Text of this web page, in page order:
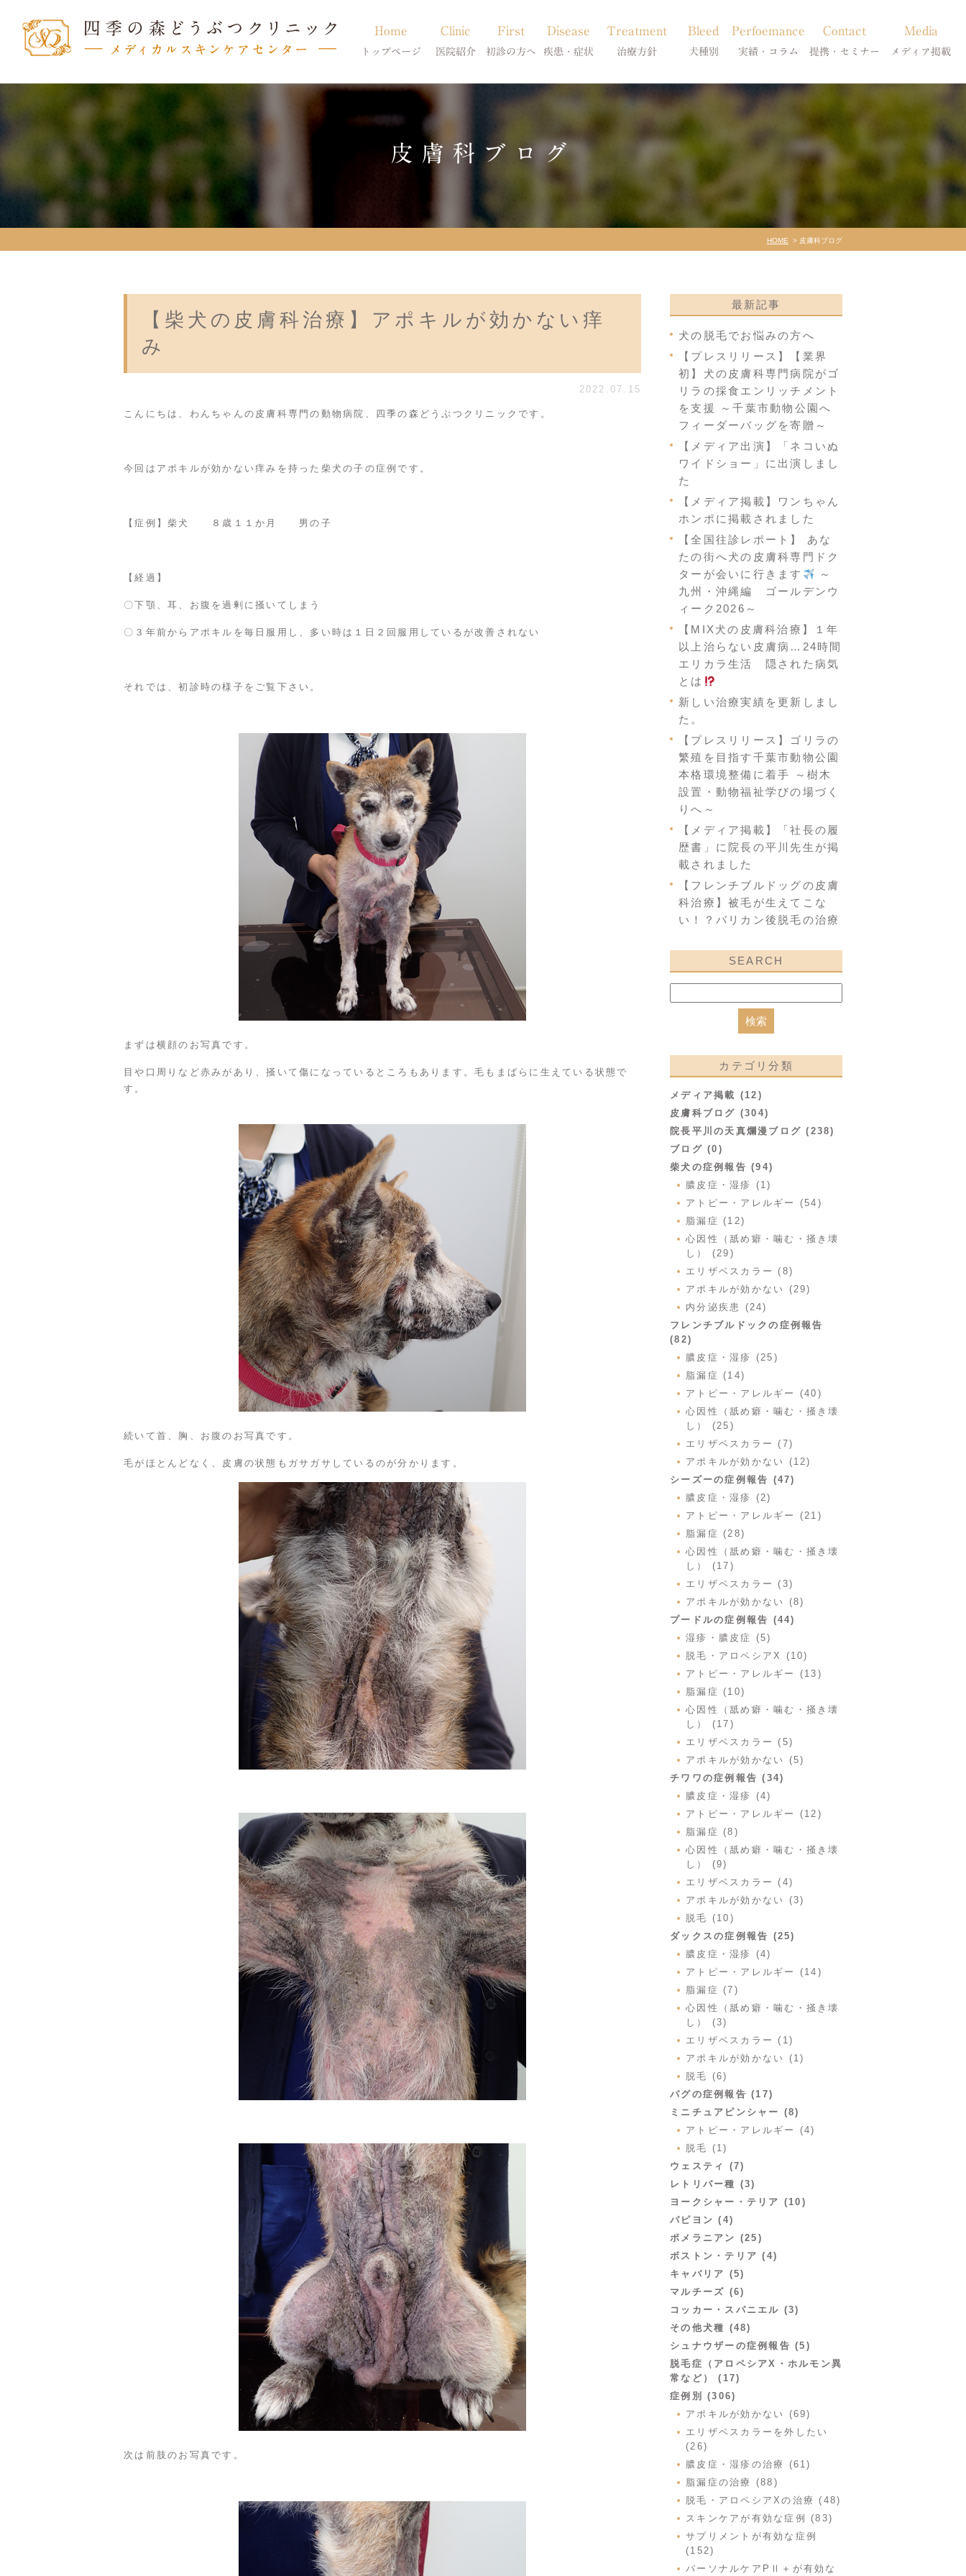
Home
トップページ
Clinic
医院紹介
当院のご紹介
獣医師紹介
First
初診の方へ
初診の方へ
Disease
疾患・症状
アトピー・アレルギー
膿皮症・脂漏症
脱毛症・アロペシアX
アポキルが効かない皮膚病
Treatment
治療方針
体質改善・食事療法
Bleed
犬種別
柴犬の皮膚病
シーズーの皮膚病
フレンチブルドッグの皮膚病
トイプードルの皮膚病
Perfoemance
実績・コラム
症状別
コラム「皮膚科のいろは」
Contact
提携・セミナー
診療提携・セミナー開催
Media
メディア掲載
皮膚科ブログ
HOME 皮膚科ブログ
【柴犬の皮膚科治療】アポキルが効かない痒
み
2022.07.15
こんにちは、わんちゃんの皮膚科専門の動物病院、四季の森どうぶつクリニックです。
今回はアポキルが効かない痒みを持った柴犬の子の症例です。
【症例】柴犬 ８歳１１か月 男の子
【経過】
〇下顎、耳、お腹を過剰に掻いてしまう
〇３年前からアポキルを毎日服用し、多い時は１日２回服用しているが改善されない
それでは、初診時の様子をご覧下さい。
まずは横顔のお写真です。
目や口周りなど赤みがあり、掻いて傷になっているところもあります。毛もまばらに生えている状態で
す。
続いて首、胸、お腹のお写真です。
毛がほとんどなく、皮膚の状態もガサガサしているのが分かります。
次は前肢のお写真です。
最新記事
犬の脱毛でお悩みの方へ
【プレスリリース】【業界
初】犬の皮膚科専門病院がゴ
リラの採食エンリッチメント
を支援 ～千葉市動物公園へ
フィーダーバッグを寄贈～
【メディア出演】「ネコいぬ
ワイドショー」に出演しまし
た
【メディア掲載】ワンちゃん
ホンポに掲載されました
【全国往診レポート】 あな
たの街へ犬の皮膚科専門ドク
ターが会いに行きます
～
九州・沖縄編 ゴールデンウ
ィーク2026～
【MIX犬の皮膚科治療】１年
以上治らない皮膚病…24時間
エリカラ生活 隠された病気
とは
新しい治療実績を更新しまし
た。
【プレスリリース】ゴリラの
繁殖を目指す千葉市動物公園
本格環境整備に着手 ～樹木
設置・動物福祉学びの場づく
りへ～
【メディア掲載】「社長の履
歴書」に院長の平川先生が掲
載されました
【フレンチブルドッグの皮膚
科治療】被毛が生えてこな
い！？バリカン後脱毛の治療
SEARCH
カテゴリ分類
メディア掲載 (12)
皮膚科ブログ (304)
院長平川の天真爛漫ブログ (238)
ブログ (0)
柴犬の症例報告 (94)
膿皮症・湿疹 (1)
アトピー・アレルギー (54)
脂漏症 (12)
心因性（舐め癖・噛む・掻き壊
し） (29)
エリザベスカラー (8)
アポキルが効かない (29)
内分泌疾患 (24)
フレンチブルドックの症例報告
(82)
膿皮症・湿疹 (25)
脂漏症 (14)
アトピー・アレルギー (40)
心因性（舐め癖・噛む・掻き壊
し） (25)
エリザベスカラー (7)
アポキルが効かない (12)
シーズーの症例報告 (47)
膿皮症・湿疹 (2)
アトピー・アレルギー (21)
脂漏症 (28)
心因性（舐め癖・噛む・掻き壊
し） (17)
エリザベスカラー (3)
アポキルが効かない (8)
プードルの症例報告 (44)
湿疹・膿皮症 (5)
脱毛・アロペシアX (10)
アトピー・アレルギー (13)
脂漏症 (10)
心因性（舐め癖・噛む・掻き壊
し） (17)
エリザベスカラー (5)
アポキルが効かない (5)
チワワの症例報告 (34)
膿皮症・湿疹 (4)
アトピー・アレルギー (12)
脂漏症 (8)
心因性（舐め癖・噛む・掻き壊
し） (9)
エリザベスカラー (4)
アポキルが効かない (3)
脱毛 (10)
ダックスの症例報告 (25)
膿皮症・湿疹 (4)
アトピー・アレルギー (14)
脂漏症 (7)
心因性（舐め癖・噛む・掻き壊
し） (3)
エリザベスカラー (1)
アポキルが効かない (1)
脱毛 (6)
パグの症例報告 (17)
ミニチュアピンシャー (8)
アトピー・アレルギー (4)
脱毛 (1)
ウェスティ (7)
レトリバー種 (3)
ヨークシャー・テリア (10)
パピヨン (4)
ポメラニアン (25)
ボストン・テリア (4)
キャバリア (5)
マルチーズ (6)
コッカー・スパニエル (3)
その他犬種 (48)
シュナウザーの症例報告 (5)
脱毛症（アロペシアX・ホルモン異
常など） (17)
症例別 (306)
アポキルが効かない (69)
エリザベスカラーを外したい
(26)
膿皮症・湿疹の治療 (61)
脂漏症の治療 (88)
脱毛・アロペシアXの治療 (48)
スキンケアが有効な症例 (83)
サプリメントが有効な症例
(152)
パーソナルケアPⅡ＋が有効な